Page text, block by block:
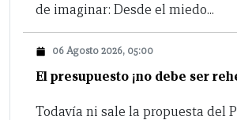
de imaginar: Desde el miedo...
06 Agosto 2026, 05:00
El presupuesto ¡no debe ser
Todavía ni sale la propuesta del